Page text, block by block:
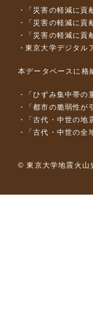
「災害の軽減に
「災害の軽減に
「災害の軽減に
東京大学デジタル
本データベースに格
「ひずみ集中帯
「都市の脆弱性
「古代・中世の
「古代・中世の
© 東京大学地震火山